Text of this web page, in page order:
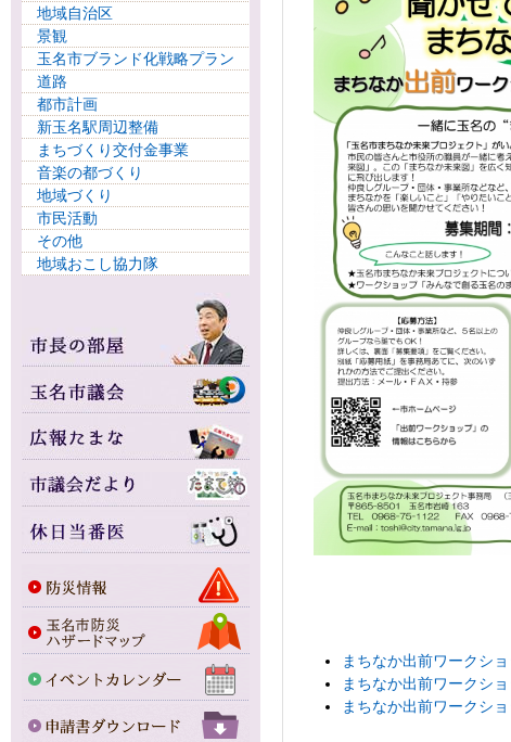
地域自治区
景観
玉名市ブランド化戦略プラン
道路
都市計画
新玉名駅周辺整備
まちづくり交付金事業
音楽の都づくり
地域づくり
市民活動
その他
地域おこし協力隊
まちなか出前ワークシ
まちなか出前ワークシ
まちなか出前ワークシ